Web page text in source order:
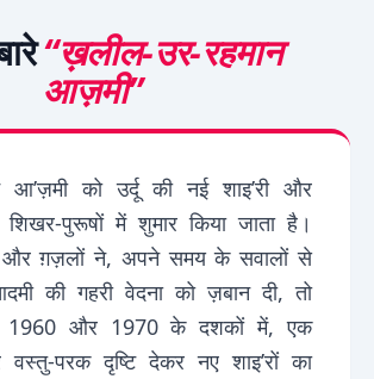
“ख़लील-उर-रहमान
आज़मी”
आ’ज़मी को उर्दू की नई शाइ’री और
पुरूषों में शुमार किया जाता है।
और ग़ज़लों ने, अपने समय के सवालों से
की गहरी वेदना को ज़बान दी, तो
1960 और 1970 के दशकों में, एक
परक दृष्टि देकर नए शाइ’रों का